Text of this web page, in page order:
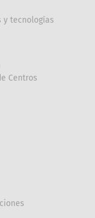
y tecnologías
Centros